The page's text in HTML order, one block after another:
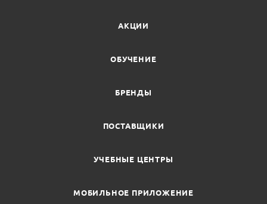
АКЦИИ
ОБУЧЕНИЕ
БРЕНДЫ
ПОСТАВЩИКИ
УЧЕБНЫЕ ЦЕНТРЫ
МОБИЛЬНОЕ ПРИЛОЖЕНИЕ